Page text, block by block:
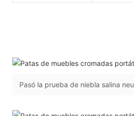
Pasó la prueba de niebla salina